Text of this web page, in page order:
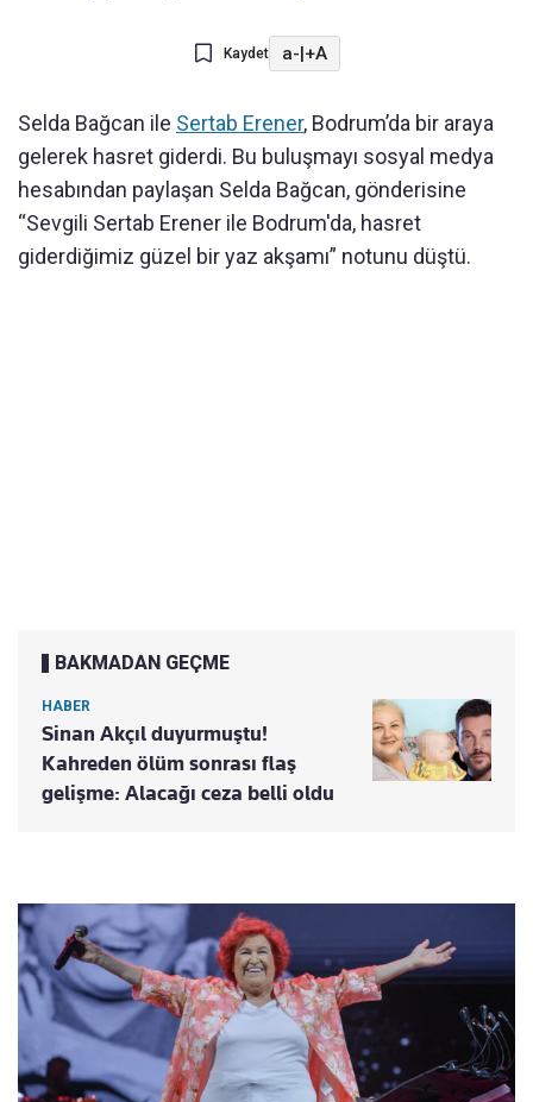
Kaydet a-|+A
Selda Bağcan ile Sertab Erener, Bodrum’da bir araya
gelerek hasret giderdi. Bu buluşmayı sosyal medya
hesabından paylaşan Selda Bağcan, gönderisine
“Sevgili Sertab Erener ile Bodrum'da, hasret
giderdiğimiz güzel bir yaz akşamı” notunu düştü.
BAKMADAN GEÇME
HABER
Sinan Akçıl duyurmuştu!
Kahreden ölüm sonrası flaş
gelişme: Alacağı ceza belli oldu